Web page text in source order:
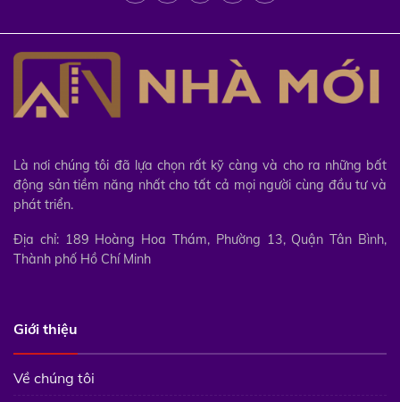
Là nơi chúng tôi đã lựa chọn rất kỹ càng và cho ra những bất
động sản tiềm năng nhất cho tất cả mọi người cùng đầu tư và
phát triển.
Địa chỉ: 189 Hoàng Hoa Thám, Phường 13, Quận Tân Bình,
Thành phố Hồ Chí Minh
Giới thiệu
Về chúng tôi